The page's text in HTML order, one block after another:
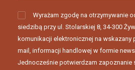
Wyrażam zgodę na otrzymywanie
siedzibą przy ul. Stolarskiej 8, 34-300
komunikacji elektronicznej na wskazany
mail, informacji handlowej w formie
Jednocześnie potwierdzam zapoznanie